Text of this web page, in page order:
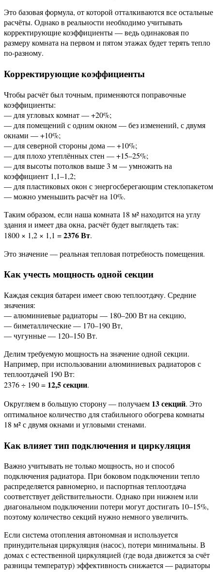
Это базовая формула, от которой отталкиваются все остальные
расчёты. Однако в реальности необходимо учитывать
корректирующие коэффициенты — ведь одинаковая по
размеру комната на первом и пятом этажах будет терять тепло
по-разному.
Корректирующие коэффициенты
Чтобы расчёт был точным, применяются поправочные
коэффициенты:
— для угловых комнат — +20%;
— для помещений с одним окном — без изменений, с двумя
окнами — +10%;
— для северной стороны дома — +10%;
— для плохо утеплённых стен — +15–25%;
— для высоты потолков выше 3 м — умножить на
коэффициент 1,1–1,2;
— для пластиковых окон с энергосберегающим стеклопакетом
— можно уменьшить расчёт на 10%.
Таким образом, если наша комната 18 м² находится на углу
здания и имеет два окна, расчёт будет выглядеть так:
1800 × 1,2 × 1,1 =2376 Вт.
Это значение — реальная тепловая потребность помещения.
Как учесть мощность одной секции
Каждая секция батареи имеет свою теплоотдачу. Средние
значения:
— алюминиевые радиаторы — 180–200 Вт на секцию,
— биметаллические — 170–190 Вт,
— чугунные — 120–150 Вт.
Делим требуемую мощность на значение одной секции.
Например, при использовании алюминиевых радиаторов с
теплоотдачей 190 Вт:
2376 ÷ 190 = 12,5 секции.
Округляем в большую сторону — получаем 13 секций. Это
оптимальное количество для стабильного обогрева комнаты
18 м² с двумя окнами и угловыми стенами.
Как влияет тип подключения и циркуляция
Важно учитывать не только мощность, но и способ
подключения радиатора. При боковом подключении тепло
распределяется равномерно, и паспортная теплоотдача
соответствует действительности. Однако при нижнем или
диагональном подключении потери могут достигать 10–15%,
поэтому количество секций нужно немного увеличить.
Если система отопления автономная и используется
принудительная циркуляция (насос), потери минимальны. В
домах с естественной циркуляцией (где вода движется за счёт
разницы температур) эффективность снижается — радиаторы